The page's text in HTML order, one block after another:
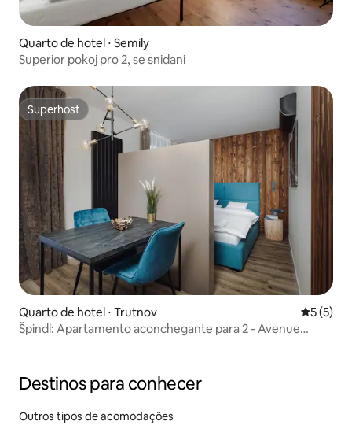
Quarto de hotel ⋅ Semily
Superior pokoj pro 2, se snidani
Superhost
Superhost
Quarto de hotel ⋅ Trutnov 5 de
5 (5)
Špindl: Apartamento aconchegante para 2 - Avenue
Destinos para conhecer
Outros tipos de acomodações